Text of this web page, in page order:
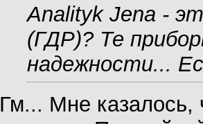
Analityk Jena -
(ГДР)? Те
надежности...
Гм... Мне казалось,